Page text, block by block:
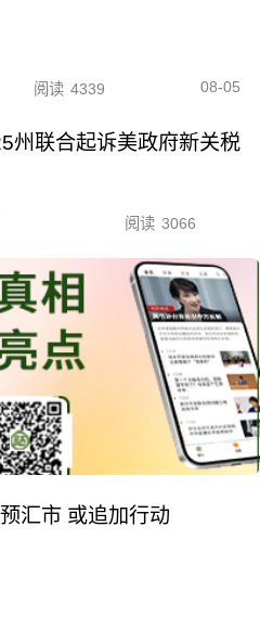
阅读 4339 08-05
州联合起诉美政府新关税
阅读 3066
汇市 或追加行动